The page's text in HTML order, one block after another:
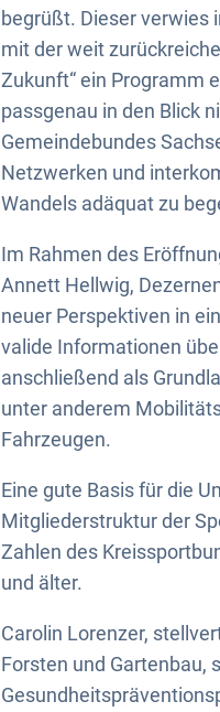
begrüßt. Dieser verwies
mit der weit
Zukunft“ ein Programm
passgenau in den Blick
Gemeindebundes
Netzwerken und
Wandels adäquat zu
Im Rahmen des
Annett Hellwig,
neuer Perspektiven in
valide Informationen
anschließend als
unter anderem
Fahrzeugen.
Eine gute Basis für die
Mitgliederstruktur der
Zahlen des
und älter.
Carolin Lorenzer,
Forsten und Gartenbau,